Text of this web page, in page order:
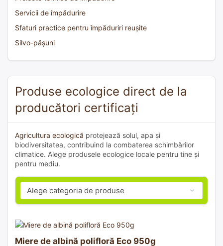
Servicii de împădurire
Sfaturi practice pentru împăduriri reușite
Silvo-pășuni
Produse ecologice direct de la
producători certificați
Agricultura ecologică protejează solul, apa și
biodiversitatea, contribuind la combaterea schimbărilor
climatice. Alege produsele ecologice locale pentru tine și
pentru mediu.
Miere de albină polifloră Eco 950g